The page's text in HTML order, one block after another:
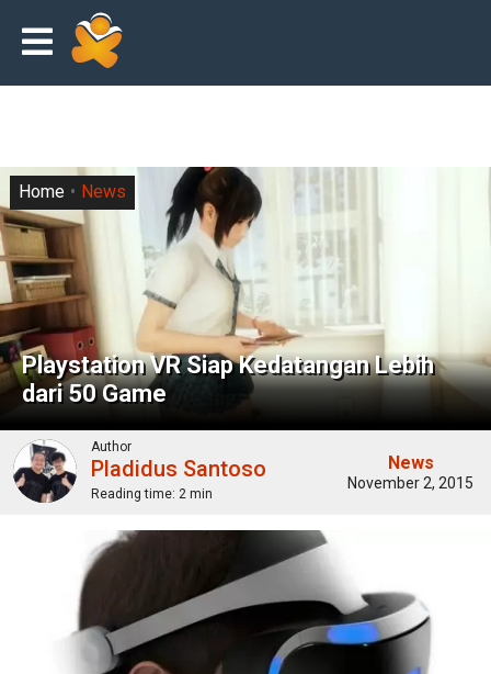
Playstation VR Siap Kedatangan Lebih
dari 50 Game
Home News
Author
Pladidus Santoso
Reading time: 2 min
News
November 2, 2015